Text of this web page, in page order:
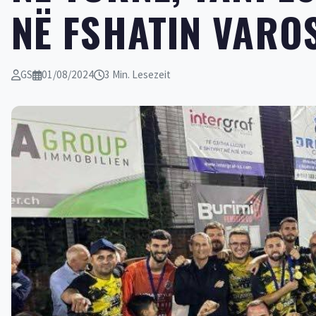
NË FSHATIN
GS 01/08/2024 3 Min. Lesezeit